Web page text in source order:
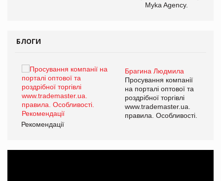
Myka Agency.
БЛОГИ
Брагина Людмила
Просування компанії
на порталі оптової та
роздрібної торгівлі
www.trademaster.ua.
правила. Особливості.
Рекомендації